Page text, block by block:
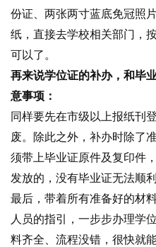
份证、两张两寸蓝底免冠照
纸，直接去学校相关部门，
可以了。
再来说学位证的补办，和毕
意事项：
同样要先在市级以上报纸刊
废。除此之外，补办时除了
须带上毕业证原件及复印件
发放的，没有毕业证无法顺利
最后，带着所有准备好的材
人员的指引，一步步办理学
料齐全、流程没错，很快就